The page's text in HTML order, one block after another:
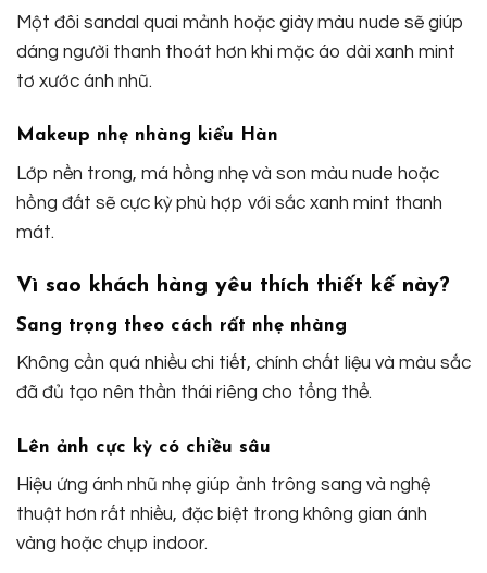
Một đôi sandal quai mảnh hoặc giày màu nude sẽ giúp
dáng người thanh thoát hơn khi mặc áo dài xanh mint
tơ xước ánh nhũ.
Makeup nhẹ nhàng kiểu Hàn
Lớp nền trong, má hồng nhẹ và son màu nude hoặc
hồng đất sẽ cực kỳ phù hợp với sắc xanh mint thanh
mát.
Vì sao khách hàng yêu thích thiết kế này?
Sang trọng theo cách rất nhẹ nhàng
Không cần quá nhiều chi tiết, chính chất liệu và màu sắc
đã đủ tạo nên thần thái riêng cho tổng thể.
Lên ảnh cực kỳ có chiều sâu
Hiệu ứng ánh nhũ nhẹ giúp ảnh trông sang và nghệ
thuật hơn rất nhiều, đặc biệt trong không gian ánh
vàng hoặc chụp indoor.